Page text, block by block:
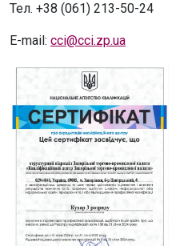
Тел. +38 (061) 213-50-24
E-mail: cci@cci.zp.ua